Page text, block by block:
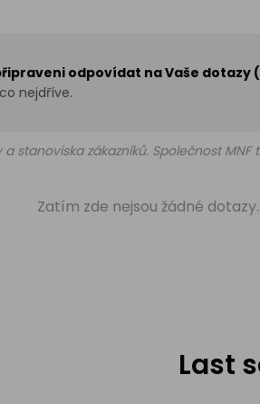
odpovídat na Vaše dotazy
nejdříve.
stanoviska zákazníků. Společnost
Zatím zde nejsou žádné
Last